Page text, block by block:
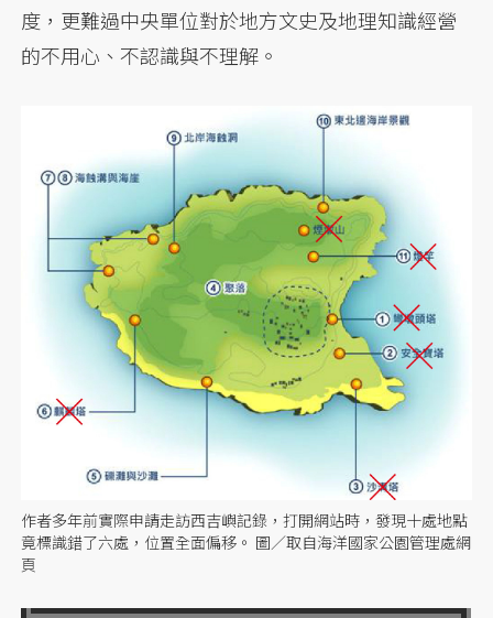
度，更難過中央單位對於地方文史及地理知識經營
的不用心、不認識與不理解。
作者多年前實際申請走訪西吉嶼記錄，打開網站時，發現十處地點
竟標識錯了六處，位置全面偏移。 圖／取自海洋國家公園管理處網
頁